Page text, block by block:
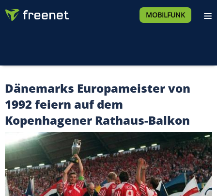
MOBILFUNK
Dänemarks Europameister von
1992 feiern auf dem
Kopenhagener Rathaus-Balkon